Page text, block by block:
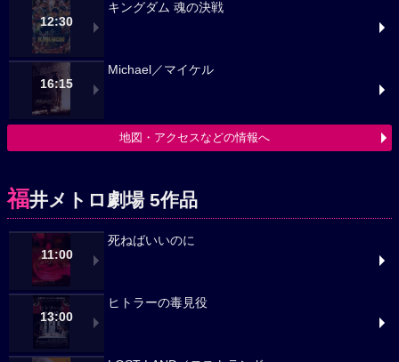
12:30
キングダム 魂の決戦
16:15
Michael／マイケル
地図・アクセスなどの情報へ
福井メトロ劇場 5作品
11:00
死ねばいいのに
13:00
ヒトラーの毒見役